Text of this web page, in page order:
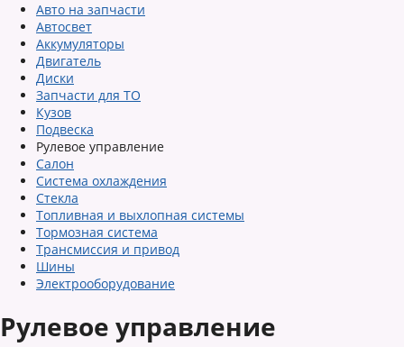
Авто на запчасти
Автосвет
Аккумуляторы
Двигатель
Диски
Запчасти для ТО
Кузов
Подвеска
Рулевое управление
Салон
Система охлаждения
Стекла
Топливная и выхлопная системы
Тормозная система
Трансмиссия и привод
Шины
Электрооборудование
Рулевое управление